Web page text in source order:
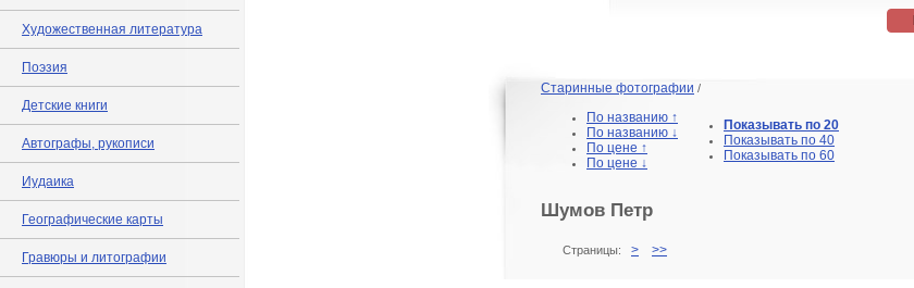
Художественная литература
Поэзия
Детские книги
Автографы, рукописи
Иудаика
Географические карты
Гравюры и литографии
Старинные фотографии /
По названию ↑
По названию ↓
По цене ↑
По цене ↓
Показывать по 20
Показывать по 40
Показывать по 60
Шумов Петр
Страницы: > >>